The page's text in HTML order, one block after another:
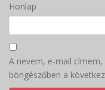
Honlap
A nevem, e-mail
böngészőben a